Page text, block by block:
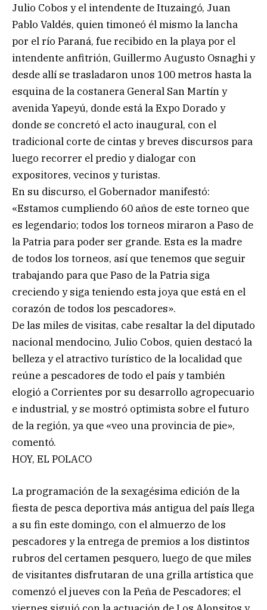
Julio Cobos y el intendente de Ituzaingó, Juan
Pablo Valdés, quien timoneó él mismo la lancha
por el río Paraná, fue recibido en la playa por el
intendente anfitrión, Guillermo Augusto Osnaghi y
desde allí se trasladaron unos 100 metros hasta la
esquina de la costanera General San Martín y
avenida Yapeyú, donde está la Expo Dorado y
donde se concretó el acto inaugural, con el
tradicional corte de cintas y breves discursos para
luego recorrer el predio y dialogar con
expositores, vecinos y turistas.
En su discurso, el Gobernador manifestó:
«Estamos cumpliendo 60 años de este torneo que
es legendario; todos los torneos miraron a Paso de
la Patria para poder ser grande. Esta es la madre
de todos los torneos, así que tenemos que seguir
trabajando para que Paso de la Patria siga
creciendo y siga teniendo esta joya que está en el
corazón de todos los pescadores».
De las miles de visitas, cabe resaltar la del diputado
nacional mendocino, Julio Cobos, quien destacó la
belleza y el atractivo turístico de la localidad que
reúne a pescadores de todo el país y también
elogió a Corrientes por su desarrollo agropecuario
e industrial, y se mostró optimista sobre el futuro
de la región, ya que «veo una provincia de pie»,
comentó.
HOY, EL POLACO
La programación de la sexagésima edición de la
fiesta de pesca deportiva más antigua del país llega
a su fin este domingo, con el almuerzo de los
pescadores y la entrega de premios a los distintos
rubros del certamen pesquero, luego de que miles
de visitantes disfrutaran de una grilla artística que
comenzó el jueves con la Peña de Pescadores; el